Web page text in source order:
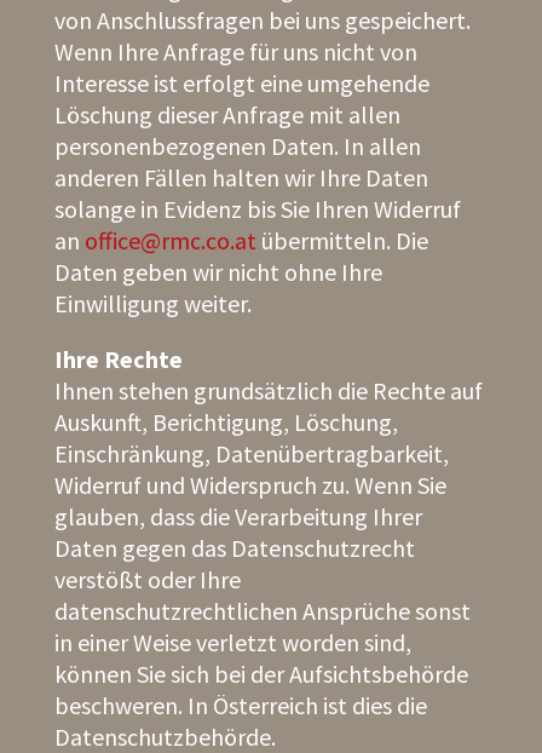
von Anschlussfragen bei uns gespeichert.
Wenn Ihre Anfrage für uns nicht von
Interesse ist erfolgt eine umgehende
Löschung dieser Anfrage mit allen
personenbezogenen Daten. In allen
anderen Fällen halten wir Ihre Daten
solange in Evidenz bis Sie Ihren Widerruf
an office@rmc.co.at übermitteln. Die
Daten geben wir nicht ohne Ihre
Einwilligung weiter.
Ihre Rechte
Ihnen stehen grundsätzlich die Rechte auf
Auskunft, Berichtigung, Löschung,
Einschränkung, Datenübertragbarkeit,
Widerruf und Widerspruch zu. Wenn Sie
glauben, dass die Verarbeitung Ihrer
Daten gegen das Datenschutzrecht
verstößt oder Ihre
datenschutzrechtlichen Ansprüche sonst
in einer Weise verletzt worden sind,
können Sie sich bei der Aufsichtsbehörde
beschweren. In Österreich ist dies die
Datenschutzbehörde.